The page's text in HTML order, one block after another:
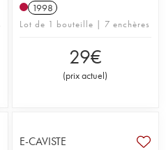
1998
Lot de 1 bouteille | 7 enchères
29€
(prix actuel)
E-CAVISTE